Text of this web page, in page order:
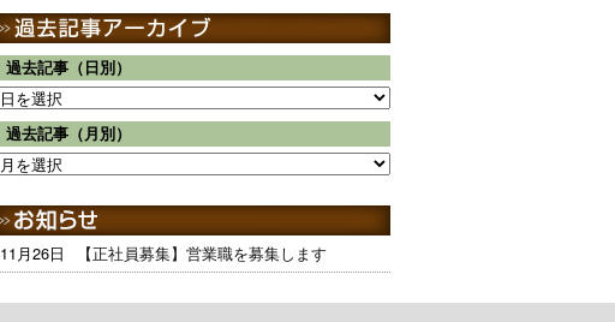
過去記事（日別）
過去記事（月別）
11月26日 【正社員募集】営業職を募集します